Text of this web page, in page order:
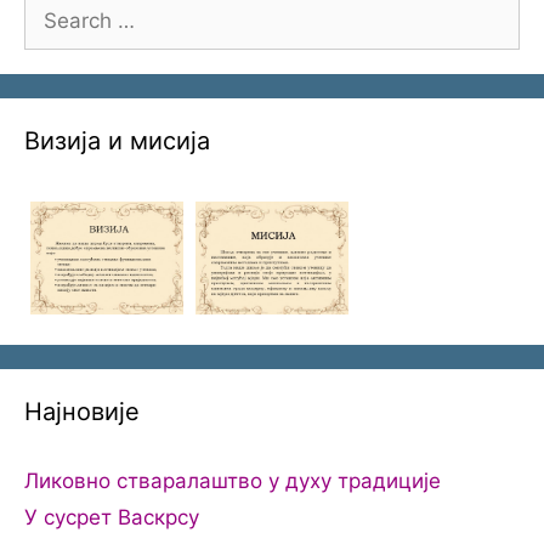
Search
for:
Визија и мисија
Најновије
Ликовно стваралаштво у духу традиције
У сусрет Васкрсу